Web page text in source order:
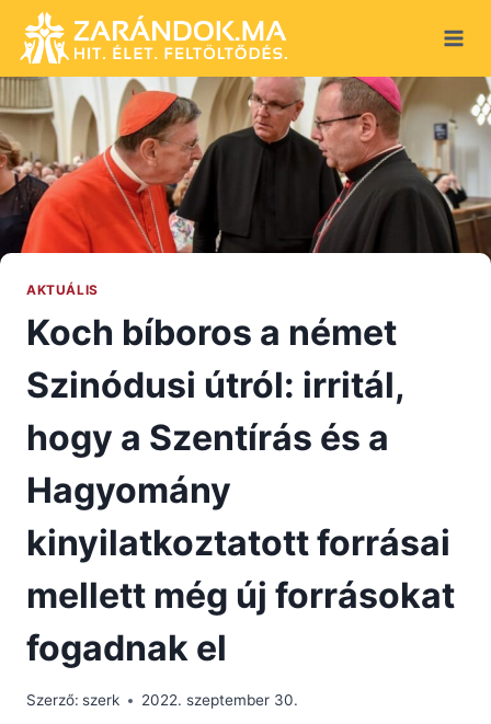
content
AKTUÁLIS
Koch bíboros a német
Szinódusi útról: irritál,
hogy a Szentírás és a
Hagyomány
kinyilatkoztatott forrásai
mellett még új forrásokat
fogadnak el
Szerző: szerk 2022. szeptember 30.